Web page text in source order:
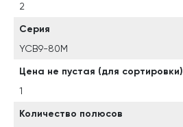
2
Серия
YCB9-80M
Цена не пустая (для сортировки)
1
Количество полюсов